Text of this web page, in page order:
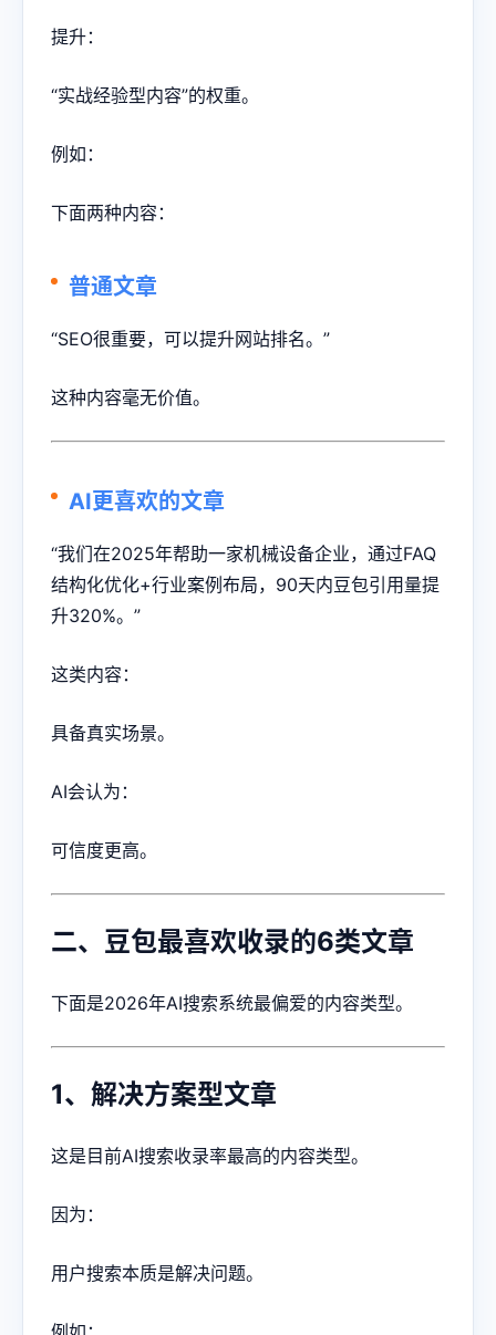
提升：
“实战经验型内容”的权重。
例如：
下面两种内容：
普通文章
“SEO很重要，可以提升网站排名。”
这种内容毫无价值。
AI更喜欢的文章
“我们在2025年帮助一家机械设备企业，通过FAQ
结构化优化+行业案例布局，90天内豆包引用量提
升320%。”
这类内容：
具备真实场景。
AI会认为：
可信度更高。
二、豆包最喜欢收录的6类文章
下面是2026年AI搜索系统最偏爱的内容类型。
1、解决方案型文章
这是目前AI搜索收录率最高的内容类型。
因为：
用户搜索本质是解决问题。